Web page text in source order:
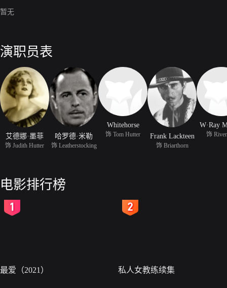
暂无
演职员表
艾德娜·墨菲
饰 Judith Hutter
哈罗德·米勒
饰 Leatherstocking
Whitehorse
饰 Tom Hutter Frank Lackteen
饰 Briarthorn
W·Ray
饰
电影排行榜
最爱（2021） 私人女教练续集